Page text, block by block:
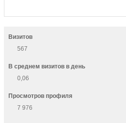
Визитов
567
В среднем визитов в день
0,06
Просмотров профиля
7 976